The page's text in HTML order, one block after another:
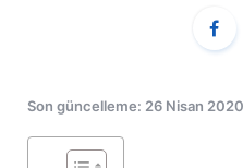
Son güncelleme: 26 Nisan 2020